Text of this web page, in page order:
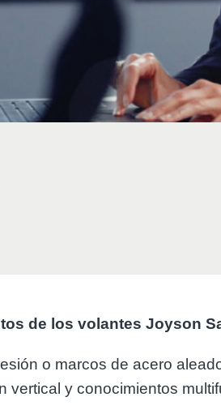
de los volantes Joyson
o marcos de acero
vertical y conocimientos